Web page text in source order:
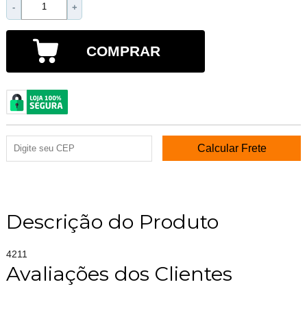
- +
COMPRAR
Descrição do Produto
4211
Avaliações dos Clientes